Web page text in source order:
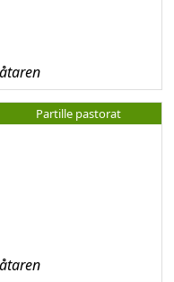
Partille pastorat